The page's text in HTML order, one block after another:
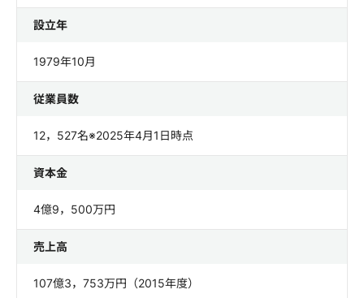
設立年
1979年10月
従業員数
12，527名※2025年4月1日時点
資本金
4億9，500万円
売上高
107億3，753万円（2015年度）